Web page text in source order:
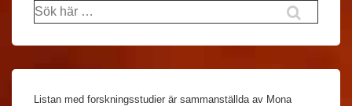
Sök
efter:
Listan med forskningsstudier är sammanställda av Mona